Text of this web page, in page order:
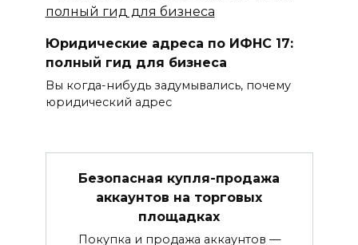
Юридические адреса по ИФНС 17:
полный гид для бизнеса
Вы когда-нибудь задумывались, почему
юридический адрес
Безопасная купля-продажа
аккаунтов на торговых
площадках
Покупка и продажа аккаунтов —